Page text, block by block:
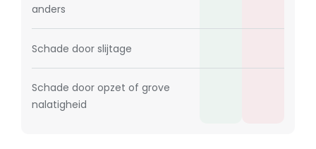
anders
Schade door slijtage
Schade door opzet of grove
nalatigheid